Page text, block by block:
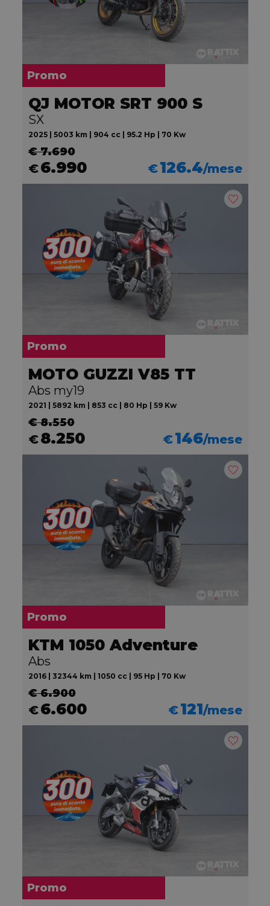
Promo
QJ MOTOR SRT 900 S
SX
2025 | 5003 km | 904 cc | 95.2 Hp | 70 Kw
€ 7.690
€6.990 €126.4/mese
Promo
MOTO GUZZI V85 TT
Abs my19
2021 | 5892 km | 853 cc | 80 Hp | 59 Kw
€ 8.550
€8.250 €146/mese
Promo
KTM 1050 Adventure
Abs
2016 | 32344 km | 1050 cc | 95 Hp | 70 Kw
€ 6.900
€6.600 €121/mese
Promo